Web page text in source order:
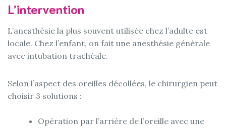
L’intervention
L’anesthésie la plus souvent utilisée chez l’adulte est
locale. Chez l’enfant, on fait une anesthésie générale
avec intubation trachéale.
Selon l’aspect des oreilles décollées, le chirurgien peut
choisir 3 solutions :
Opération par l’arrière de l’oreille avec une